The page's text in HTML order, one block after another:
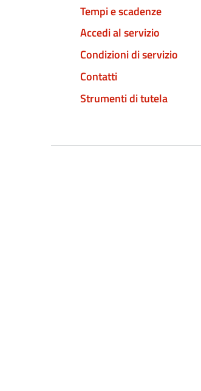
Tempi e scadenze
Accedi al servizio
Condizioni di servizio
Contatti
Strumenti di tutela